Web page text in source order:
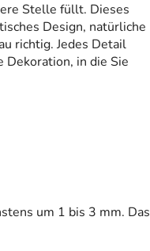
Stelle füllt. Dieses
Design, natürliche
richtig. Jedes Detail
Dekoration, in die Sie
um 1 bis 3 mm. Das